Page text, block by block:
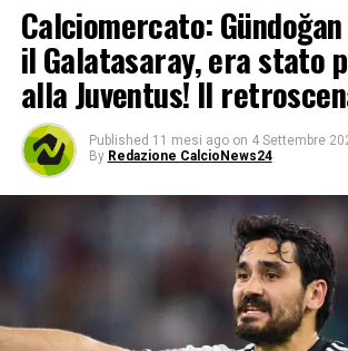
Calciomercato:
il Galatasaray, era stato
alla Juventus! Il
Published 11 mesi ago on 4 Settembre
By Redazione CalcioNews24